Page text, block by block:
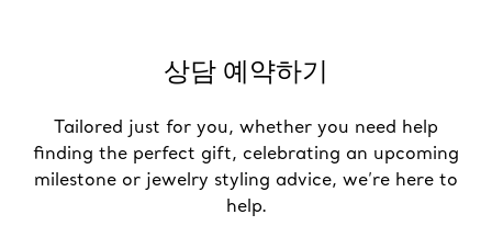
상담 예약하기
Tailored just for you, whether you need help
finding the perfect gift, celebrating an upcoming
milestone or jewelry styling advice, we’re here to
help.